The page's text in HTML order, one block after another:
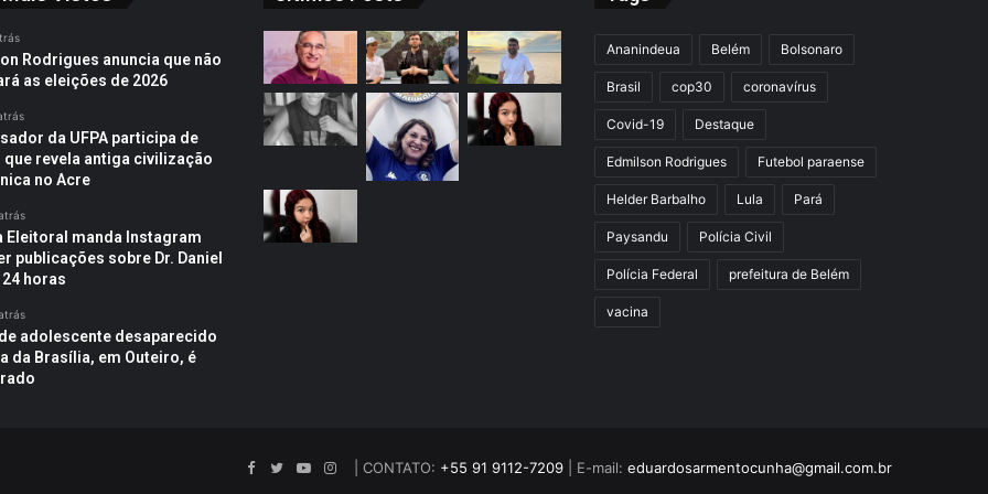
Rodrigues anuncia que não
as eleições de 2026
da UFPA participa de
que revela antiga civilização
no Acre
Eleitoral manda Instagram
publicações sobre Dr. Daniel
horas
adolescente desaparecido
da Brasília, em Outeiro, é
Ananindeua Belém Bolsonaro
Brasil cop30 coronavírus
Covid-19 Destaque
Edmilson Rodrigues Futebol paraense
Helder Barbalho Lula Pará
Paysandu Polícia Civil
Polícia Federal prefeitura de Belém
vacina
| CONTATO: +55 91 9112-7209 | E-mail: eduardosarmentocunha@gmail.com.br
FacebookTwitterYouTube
Instagram